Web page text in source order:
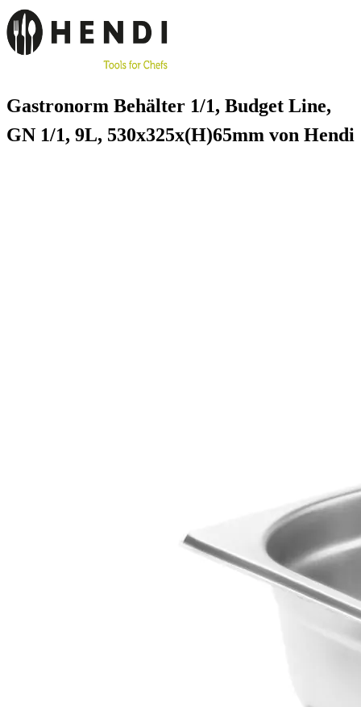
Gastronorm Behälter 1/1, Budget Line,
GN 1/1, 9L, 530x325x(H)65mm von Hendi